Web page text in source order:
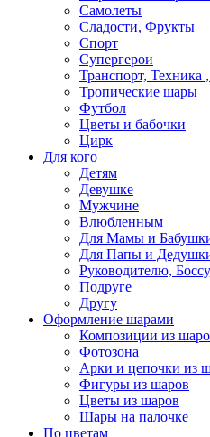
Самолеты
Сладости, Фрукты
Спорт
Супергерои
Транспорт,
Тропические шары
Футбол
Цветы и бабочки
Цирк
Для кого
Детям
Девушке
Мужчине
Влюбленным
Для Мамы и
Для Папы и
Руководителю,
Подруге
Другу
Оформление шарами
Композиции из
Фотозона
Арки и цепочки из
Фигуры из шаров
Цветы из шаров
Шары на палочке
По цветам